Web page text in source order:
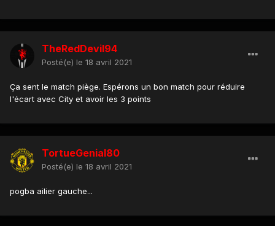
TheRedDevil94
Posté(e) le 18 avril 2021
Ça sent le match piège. Espérons un bon match pour réduire
l'écart avec City et avoir les 3 points
TortueGenial80
Posté(e) le 18 avril 2021
pogba ailier gauche...